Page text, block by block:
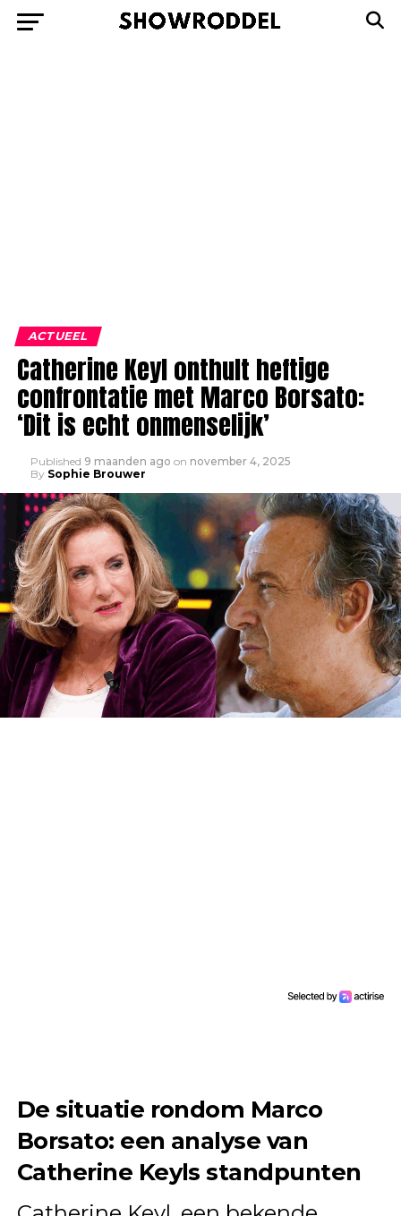
ACTUEEL
Catherine Keyl onthult heftige
confrontatie met Marco Borsato:
‘Dit is echt onmenselijk’
Published 9 maanden ago on november 4, 2025
By Sophie Brouwer
De situatie rondom Marco
Borsato: een analyse van
Catherine Keyls standpunten